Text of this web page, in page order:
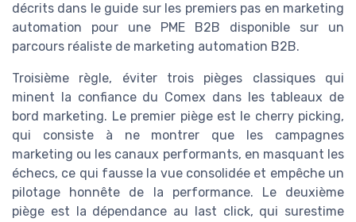
décrits dans le guide sur les premiers pas en marketing
automation pour une PME B2B disponible sur un
parcours réaliste de marketing automation B2B.
Troisième règle, éviter trois pièges classiques qui
minent la confiance du Comex dans les tableaux de
bord marketing. Le premier piège est le cherry picking,
qui consiste à ne montrer que les campagnes
marketing ou les canaux performants, en masquant les
échecs, ce qui fausse la vue consolidée et empêche un
pilotage honnête de la performance. Le deuxième
piège est la dépendance au last click, qui surestime